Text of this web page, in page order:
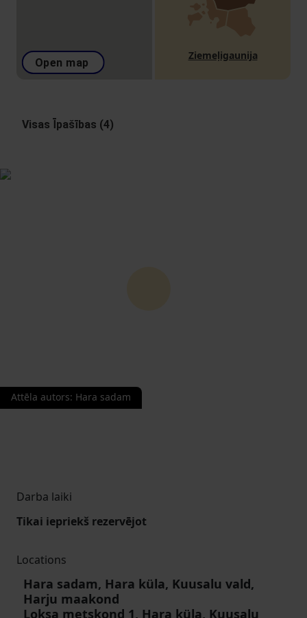
Open map
Ziemeļigaunija
Visas Īpašības (4)
Attēla autors: Hara sadam
Darba laiki
Tikai iepriekš rezervējot
Locations
Hara sadam, Hara küla, Kuusalu vald,
Harju maakond
Loksa metskond 1, Hara küla, Kuusalu